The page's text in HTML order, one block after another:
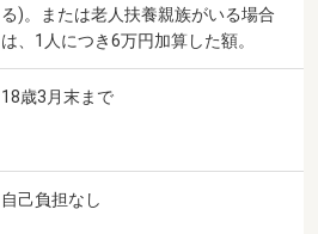
る)。または老人扶養親族がいる場合
は、1人につき6万円加算した額。
18歳3月末まで
自己負担なし